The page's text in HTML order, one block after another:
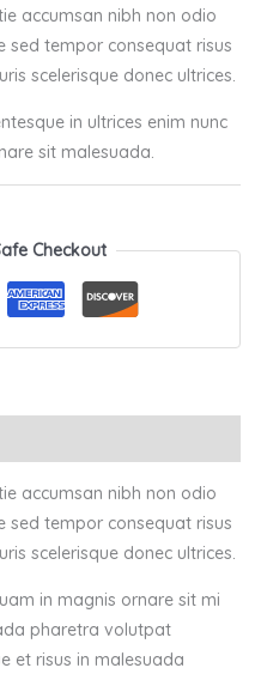
accumsan nibh non odio
sed tempor consequat risus
scelerisque donec ultrices.
in ultrices enim nunc
sit malesuada.
Checkout
accumsan nibh non odio
sed tempor consequat risus
scelerisque donec ultrices.
in magnis ornare sit mi
pharetra volutpat
et risus in malesuada